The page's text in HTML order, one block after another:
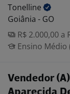
Tonelline
Goiânia - GO
R$ 2.000,00 a
Ensino Médio
Vendedor